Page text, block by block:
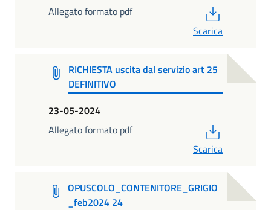
Allegato formato pdf
Scarica
RICHIESTA uscita dal servizio art 25
DEFINITIVO
23-05-2024
Allegato formato pdf
Scarica
OPUSCOLO_CONTENITORE_GRIGIO
_feb2024 24